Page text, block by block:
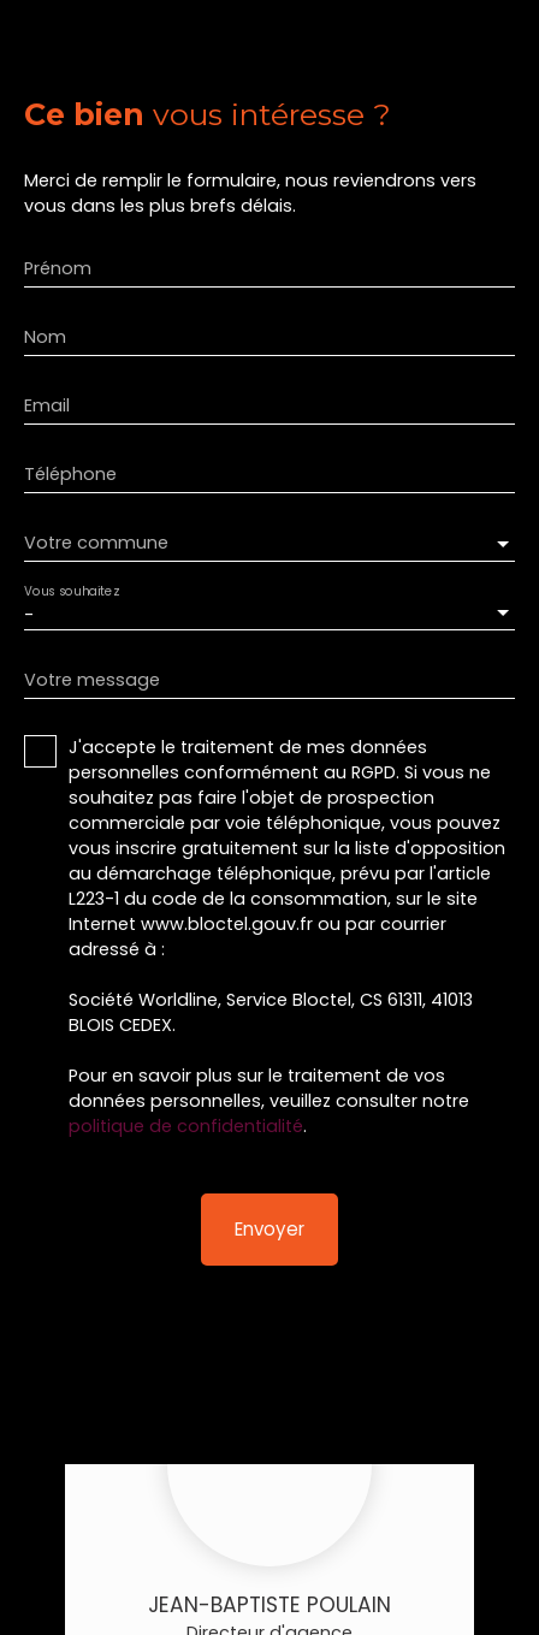
Ce bien vous intéresse ?
Merci de remplir le formulaire, nous reviendrons vers
vous dans les plus brefs délais.
Prénom
Nom
Email
Téléphone
Votre commune
-
Vous souhaitez
Votre message
J'accepte le traitement de mes données
personnelles conformément au RGPD. Si vous ne
souhaitez pas faire l'objet de prospection
commerciale par voie téléphonique, vous pouvez
vous inscrire gratuitement sur la liste d'opposition
au démarchage téléphonique, prévu par l'article
L223-1 du code de la consommation, sur le site
Internet www.bloctel.gouv.fr ou par courrier
adressé à :
Société Worldline, Service Bloctel, CS 61311, 41013
BLOIS CEDEX.
Pour en savoir plus sur le traitement de vos
données personnelles, veuillez consulter notre
politique de confidentialité.
Envoyer
JEAN-BAPTISTE POULAIN